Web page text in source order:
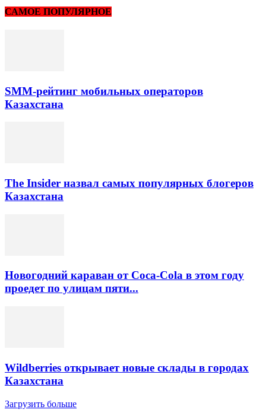
САМОЕ ПОПУЛЯРНОЕ
SMM-рейтинг мобильных операторов
Казахстана
The Insider назвал самых популярных блогеров
Казахстана
Новогодний караван от Coca-Cola в этом году
проедет по улицам пяти...
Wildberries открывает новые склады в городах
Казахстана
Загрузить больше